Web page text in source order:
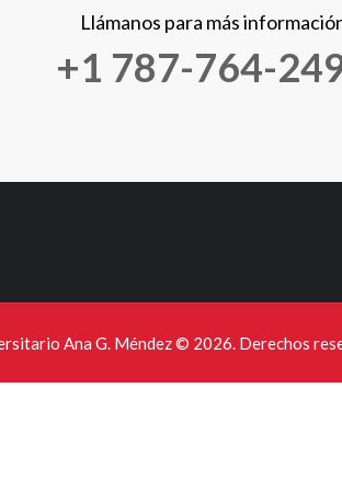
Llámanos para más
+1 787-764-
Ana G. Méndez © 2026. Derechos